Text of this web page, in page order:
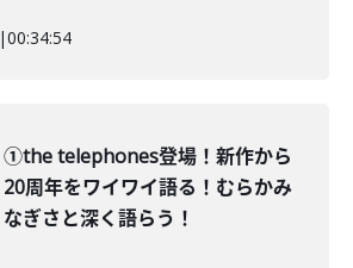
|00:34:54
①the telephones登場！新作から
20周年をワイワイ語る！むらかみ
なぎさと深く語らう！